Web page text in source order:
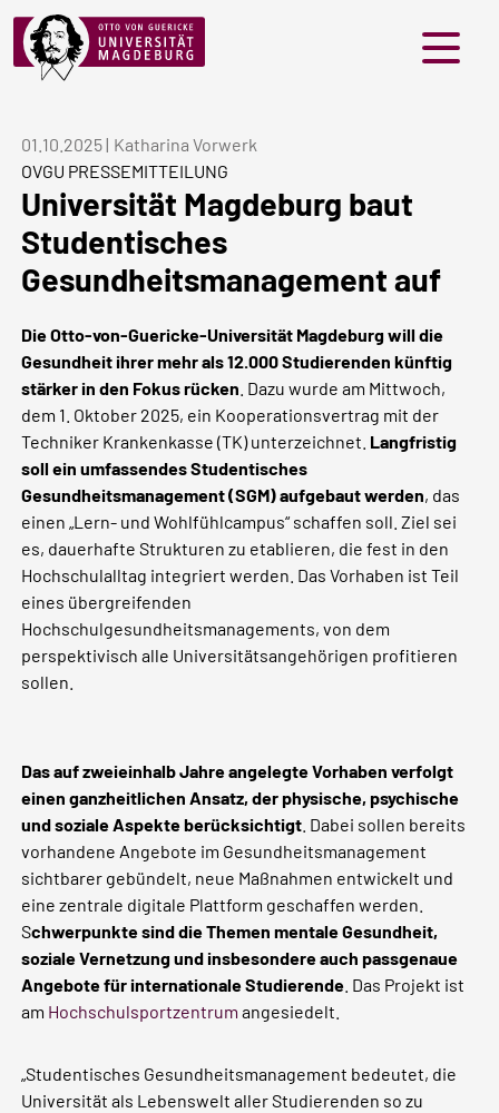
Menü
01.10.2025| Katharina Vorwerk
OVGU PRESSEMITTEILUNG
Universität Magdeburg baut
Studentisches
Gesundheitsmanagement auf
Die Otto-von-Guericke-Universität Magdeburg will die
Gesundheit ihrer mehr als 12.000 Studierenden künftig
stärker in den Fokus rücken . Dazu wurde am Mittwoch,
dem 1. Oktober 2025, ein Kooperationsvertrag mit der
Techniker Krankenkasse (TK) unterzeichnet. Langfristig
soll ein umfassendes Studentisches
Gesundheitsmanagement (SGM) aufgebaut werden, das
einen „Lern- und Wohlfühlcampus“ schaffen soll. Ziel sei
es, dauerhafte Strukturen zu etablieren, die fest in den
Hochschulalltag integriert werden. Das Vorhaben ist Teil
eines übergreifenden
Hochschulgesundheitsmanagements, von dem
perspektivisch alle Universitätsangehörigen profitieren
sollen.
Das auf zweieinhalb Jahre angelegte Vorhaben verfolgt
einen ganzheitlichen Ansatz, der physische, psychische
und soziale Aspekte berücksichtigt . Dabei sollen bereits
vorhandene Angebote im Gesundheitsmanagement
sichtbarer gebündelt, neue Maßnahmen entwickelt und
eine zentrale digitale Plattform geschaffen werden.
Schwerpunkte sind die Themen mentale Gesundheit,
soziale Vernetzung und insbesondere auch passgenaue
Angebote für internationale Studierende . Das Projekt ist
am Hochschulsportzentrum angesiedelt.
„Studentisches Gesundheitsmanagement bedeutet, die
Universität als Lebenswelt aller Studierenden so zu